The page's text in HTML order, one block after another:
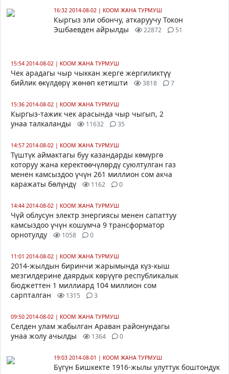
16:32 2014-08-02 | КООМ ЖАНА ТУРМУШ
Кыргыз эли обончу, аткаруучу Токон
Эшбаевден айрылды
22872 51
15:54 2014-08-02 | КООМ ЖАНА ТУРМУШ
Чек арадагы чыр чыккан жерге жергиликтүү
бийлик өкүлдөрү жөнөп кетишти
3818 7
15:36 2014-08-02 | КООМ ЖАНА ТУРМУШ
Кыргыз-тажик чек арасында чыр чыгып, 2
унаа талкаланды
11632 35
14:57 2014-08-02 | КООМ ЖАНА ТУРМУШ
Түштүк аймактагы буу казандарды көмүргө
которуу жана керектөөчүлөрдү суюлтулган газ
менен камсыздоо үчүн 261 миллион сом акча
каражаты бөлүндү
1162 0
14:44 2014-08-02 | КООМ ЖАНА ТУРМУШ
Чүй облусун электр энергиясы менен сапаттуу
камсыздоо үчүн кошумча 9 трансформатор
орнотулду
1058 0
11:01 2014-08-02 | КООМ ЖАНА ТУРМУШ
2014-жылдын биринчи жарымында күз-кыш
мезгилдерине даярдык көрүүгө республикалык
бюджеттен 1 миллиард 104 миллион сом
сарпталган
1315 3
09:50 2014-08-02 | КООМ ЖАНА ТУРМУШ
Селден улам жабылган Араван районундагы
унаа жолу ачылды
1364 0
19:03 2014-08-01 | КООМ ЖАНА ТУРМУШ
Бүгүн Бишкекте 1916-жылы улуттук боштондук